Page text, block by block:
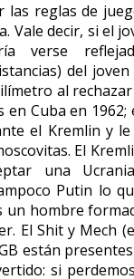
las reglas de
Vale decir, si el
verse
del
al
en Cuba en
el Kremlin y le
El
una
Putin lo
un hombre
El Shit y Mech
están
si